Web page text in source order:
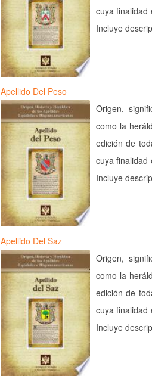
cuya finalidad
Incluye
Apellido Del Peso
Origen,
como la
edición de
cuya finalidad
Incluye
Apellido Del Saz
Origen,
como la
edición de
cuya finalidad
Incluye